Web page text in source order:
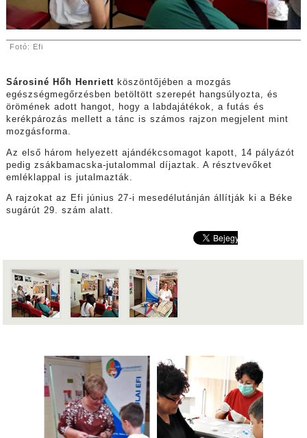
Fotó: Efi
Sárosiné Hőh Henriettköszöntőjében a mozgás
egészségmegőrzésben betöltött szerepét hangsúlyozta, és
örömének adott hangot, hogy a labdajátékok, a futás és
kerékpározás mellett a tánc is számos rajzon megjelent mint
mozgásforma.
Az első három helyezett ajándékcsomagot kapott, 14 pályázót
pedig zsákbamacska-jutalommal díjaztak. A résztvevőket
emléklappal is jutalmazták.
A rajzokat az Efi június 27-i mesedélutánján állítják ki a Béke
sugárút 29. szám alatt.